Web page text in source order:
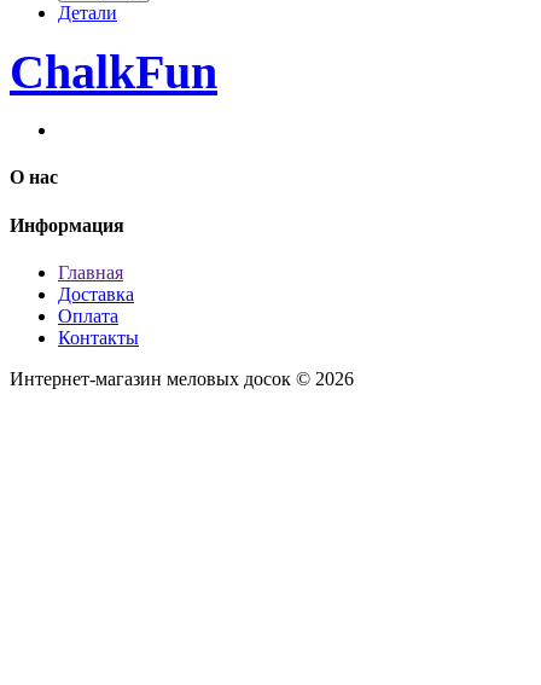
Детали
ChalkFun
О нас
Информация
Главная
Доставка
Оплата
Контакты
Интернет-магазин меловых досок © 2026